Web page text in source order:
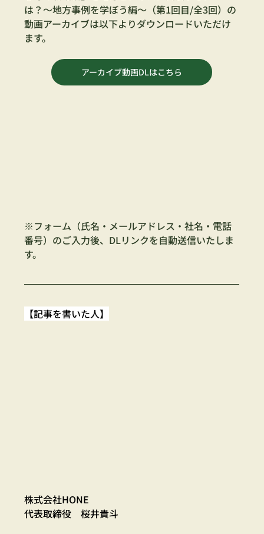
は？〜地方事例を学ぼう編〜（第1回目/全3回）の
動画アーカイブは以下よりダウンロードいただけ
ます。
アーカイブ動画DLはこちら
※フォーム（氏名・メールアドレス・社名・電話
番号）のご入力後、DLリンクを自動送信いたしま
す。
【記事を書いた人】
株式会社HONE
代表取締役　桜井貴斗